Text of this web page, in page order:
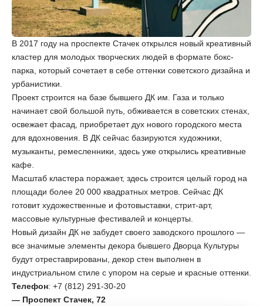
В 2017 году на проспекте Стачек открылся новый креативный
кластер для молодых творческих людей в формате бокс-
парка, который сочетает в себе оттенки советского дизайна и
урбанистики.
Проект строится на базе бывшего ДК им. Газа и только
начинает свой большой путь, обживается в советских стенах,
освежает фасад, приобретает дух нового городского места
для вдохновения. В ДК сейчас базируются художники,
музыканты, ремесленники, здесь уже открылись креативные
кафе.
Масштаб кластера поражает, здесь строится целый город на
площади более 20 000 квадратных метров. Сейчас ДК
готовит художественные и фотовыставки, стрит-арт,
массовые культурные фестивалей и концерты.
Новый дизайн ДК не забудет своего заводского прошлого —
все значимые элементы декора бывшего Дворца Культуры
будут отреставрированы, декор стен выполнен в
индустриальном стиле с упором на серые и красные оттенки.
Телефон: +7 (812) 291-30-20
— Проспект Стачек, 72